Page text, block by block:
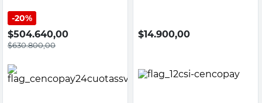
20%
$504.640,00
$630.800,00
$14.900,00